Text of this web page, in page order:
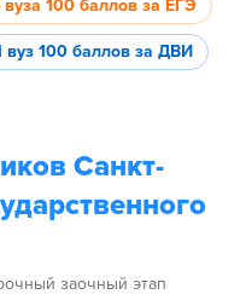
вуза 100 баллов за ЕГЭ
вуз 100 баллов за ДВИ
Санкт-
заочный этап